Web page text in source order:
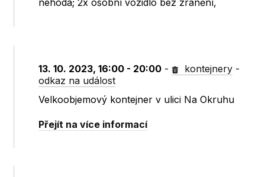
nehoda; 2x osobní vozidlo bez zranění,
13. 10. 2023, 16:00 - 20:00 - kontejnery -
odkaz na událost
Velkoobjemový kontejner v ulici Na Okruhu
Přejít na více informací